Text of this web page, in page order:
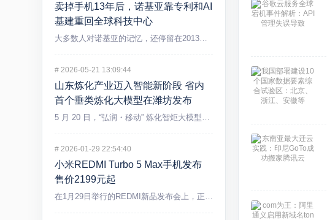
卖掉手机13年后，诺基亚靠专利和AI
基建重回全球科技中心
大多数人对诺基亚的记忆，还停留在2013年出售手机业务后逐渐...
# 2026-05-21 13:09:44
山东炼化产业迈入智能新阶段 省内
首个垂类炼化大模型在潍坊发布
5 月 20 日，“弘润・移动” 炼化智炬大模型发布会在潍坊...
# 2026-01-29 22:54:40
小米REDMI Turbo 5 Max手机发布
售价2199元起
在1月29日举行的REDMI新品发布会上，正式发布REDMI...